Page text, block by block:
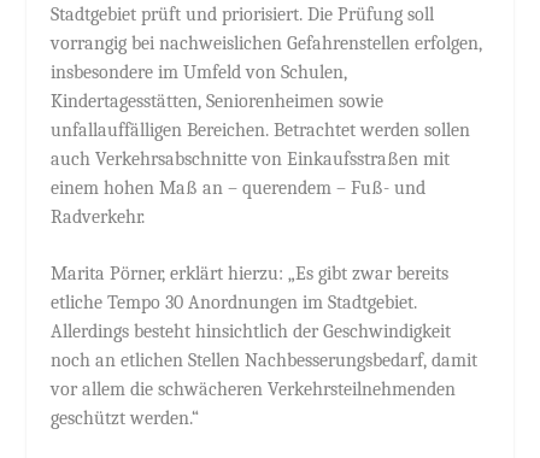
Stadtgebiet prüft und priorisiert. Die Prüfung soll
vorrangig bei nachweislichen Gefahrenstellen erfolgen,
insbesondere im Umfeld von Schulen,
Kindertagesstätten, Seniorenheimen sowie
unfallauffälligen Bereichen. Betrachtet werden sollen
auch Verkehrsabschnitte von Einkaufsstraßen mit
einem hohen Maß an – querendem – Fuß- und
Radverkehr.
Marita Pörner, erklärt hierzu: „Es gibt zwar bereits
etliche Tempo 30 Anordnungen im Stadtgebiet.
Allerdings besteht hinsichtlich der Geschwindigkeit
noch an etlichen Stellen Nachbesserungsbedarf, damit
vor allem die schwächeren Verkehrsteilnehmenden
geschützt werden.“